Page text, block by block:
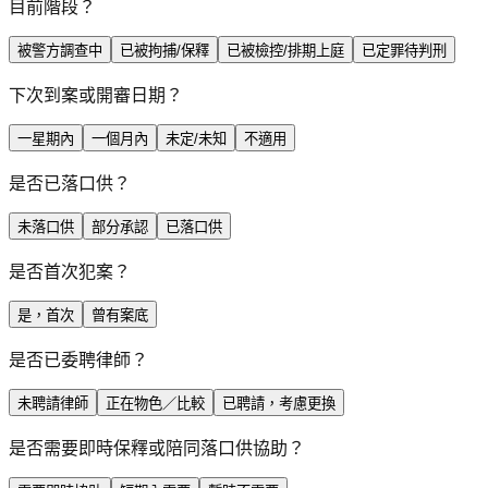
目前階段？
被警方調查中 已被拘捕/保釋 已被檢控/排期上庭 已定罪待判刑
下次到案或開審日期？
一星期內 一個月內 未定/未知 不適用
是否已落口供？
未落口供 部分承認 已落口供
是否首次犯案？
是，首次 曾有案底
是否已委聘律師？
未聘請律師 正在物色／比較 已聘請，考慮更換
是否需要即時保釋或陪同落口供協助？